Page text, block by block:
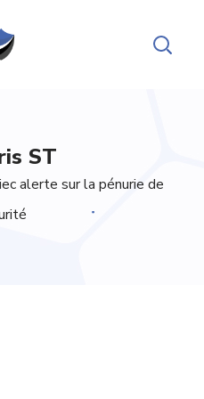
ST
alerte sur la pénurie de